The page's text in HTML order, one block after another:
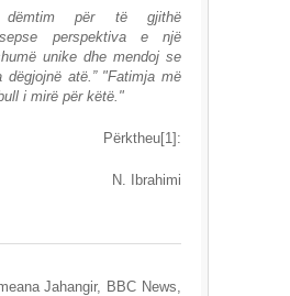
dëmtim për të gjithë
perspektiva e një
unike dhe mendoj se
dëgjojnë atë.” "Fatimja më
i mirë për këtë."
Përktheu[1]:
N. Ibrahimi
Jahangir, BBC News,